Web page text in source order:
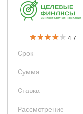
4.7
Срок
Сумма
Ставка
Рассмотрение